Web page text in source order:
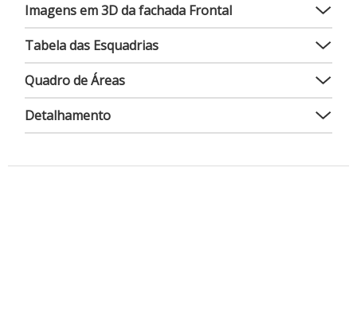
Imagens em 3D da fachada Frontal
Tabela das Esquadrias
Quadro de Áreas
Detalhamento